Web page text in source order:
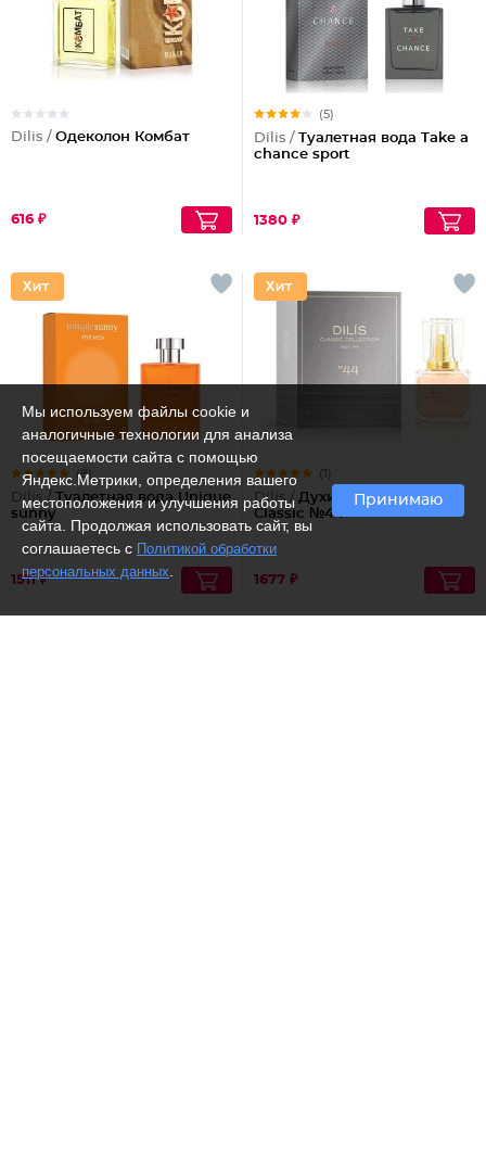
Dilis / Одеколон Комбат
616 ₽
(5)
Dilis / Туалетная вода Take a
chance sport
1380 ₽
(8)
Dilis /Туалетная вода Unique
sunny
1511 ₽
(1)
Dilis / Духи женские экстра
Classic №44
1677 ₽
Мы используем файлы cookie и
аналогичные технологии для анализа
посещаемости сайта с помощью
Яндекс.Метрики, определения вашего
местоположения и улучшения работы
сайта. Продолжая использовать сайт, вы
соглашаетесь с Политикой обработки
персональных данных
Принимаю